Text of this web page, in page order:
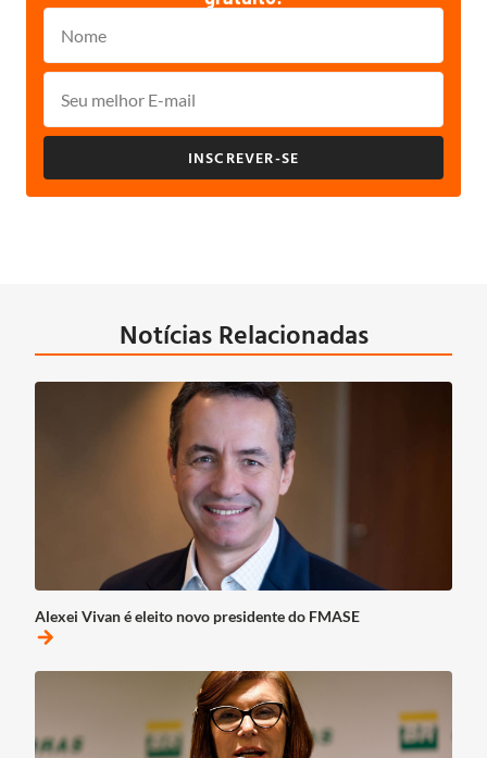
INSCREVER-SE
Notícias Relacionadas
Alexei Vivan é eleito novo presidente do FMASE
arrow_forward